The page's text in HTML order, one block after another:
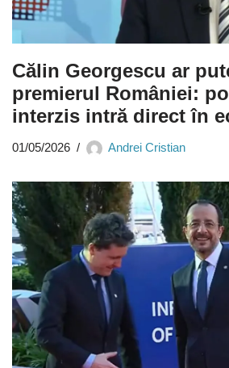
Călin Georgescu ar
premierul României:
interzis intră direct în
01/05/2026 Andrei Cristian